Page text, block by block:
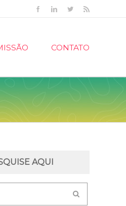
FacebookLinkedinTwitter
CONTATO
AQUI